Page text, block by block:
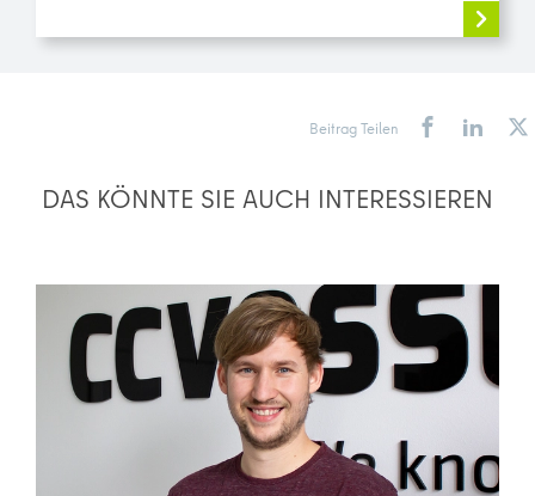
Beitrag Teilen
DAS KÖNNTE SIE AUCH INTERESSIEREN